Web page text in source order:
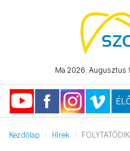
Ma 2026. Augusztus
Kezdőlap Hírek